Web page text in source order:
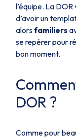
l’équipe. La
d’avoir un
alorsfamiliers
se repérer pour
bon moment.
DOR ?
Comme pour